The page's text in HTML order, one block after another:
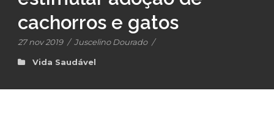
cachorros e gatos
27 nov 2019 / Juscelino Dourado /
Vida Saudável